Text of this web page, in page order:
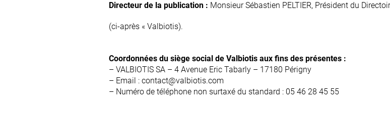
Directeur de la publication : Monsieur Sébastien PELTIER, Président du
(ci-après « Valbiotis).
Coordonnées du siège social de Valbiotis aux fins des présentes :
– VALBIOTIS SA – 4 Avenue Eric Tabarly – 17180 Périgny
– Email : contact@valbiotis.com
– Numéro de téléphone non surtaxé du standard : 05 46 28 45 55